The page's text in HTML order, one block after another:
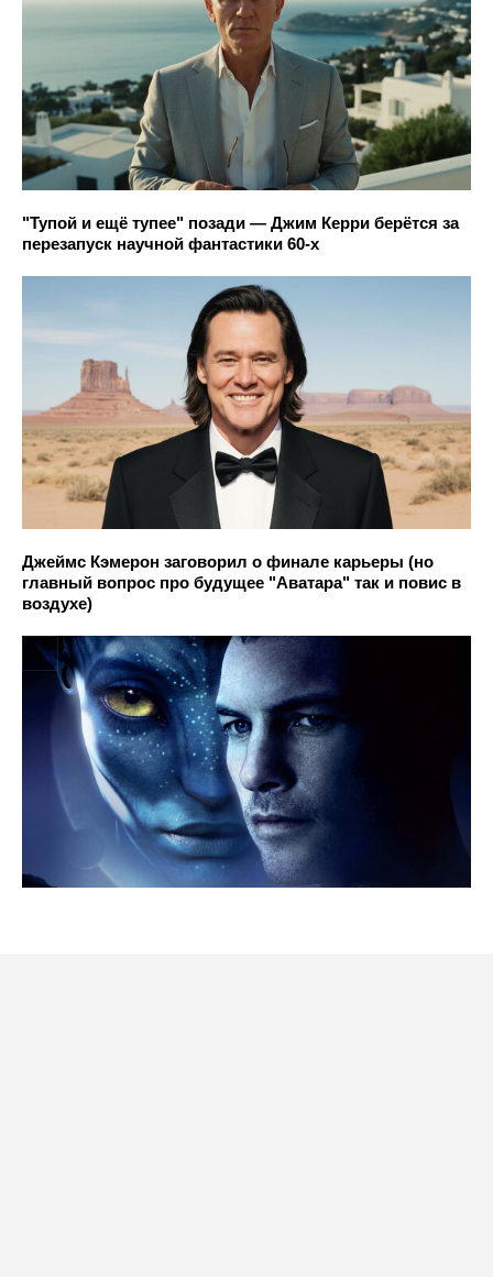
"Тупой и ещё тупее" позади — Джим Керри берётся за
перезапуск научной фантастики 60-х
Джеймс Кэмерон заговорил о финале карьеры (но
главный вопрос про будущее "Аватара" так и повис в
воздухе)